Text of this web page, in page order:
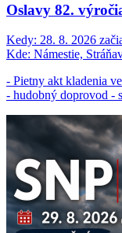
Oslavy 82.
Kedy: 28. 8. 2026
Kde: Námestie,
- Pietny akt kladenia
- hudobný doprovod -